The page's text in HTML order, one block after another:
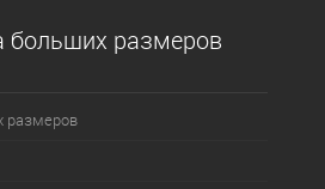
размеров
размеров